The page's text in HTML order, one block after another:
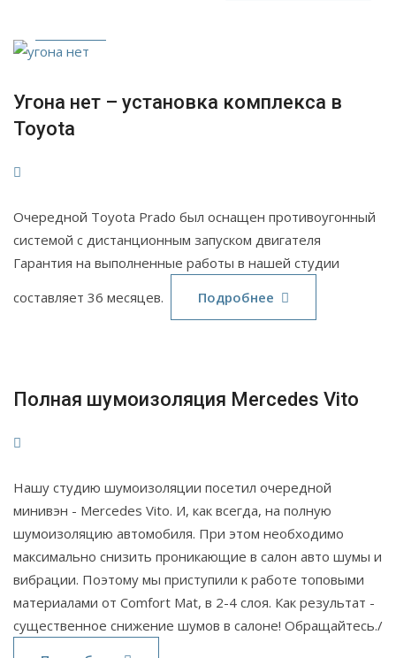
Угона нет – установка комплекса в
Toyota
Очередной Toyota Prado был оснащен противоугонный
системой с дистанционным запуском двигателя
Гарантия на выполненные работы в нашей студии
составляет 36 месяцев.
Подробнее
18
Июл
Полная шумоизоляция Mercedes Vito
Нашу студию шумоизоляции посетил очередной
минивэн - Mercedes Vito. И, как всегда, на полную
шумоизоляцию автомобиля. При этом необходимо
максимально снизить проникающие в салон авто шумы и
вибрации. Поэтому мы приступили к работе топовыми
материалами от Comfort Mat, в 2-4 слоя. Как результат -
существенное снижение шумов в салоне! Обращайтесь./
14